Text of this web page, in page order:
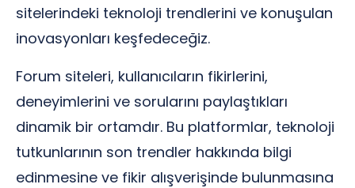
sitelerindeki teknoloji trendlerini ve konuşulan
inovasyonları keşfedeceğiz.
Forum siteleri, kullanıcıların fikirlerini,
deneyimlerini ve sorularını paylaştıkları
dinamik bir ortamdır. Bu platformlar, teknoloji
tutkunlarının son trendler hakkında bilgi
edinmesine ve fikir alışverişinde bulunmasına